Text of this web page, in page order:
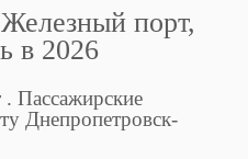
порт,
в 2026
Пассажирские
Днепропетровск-